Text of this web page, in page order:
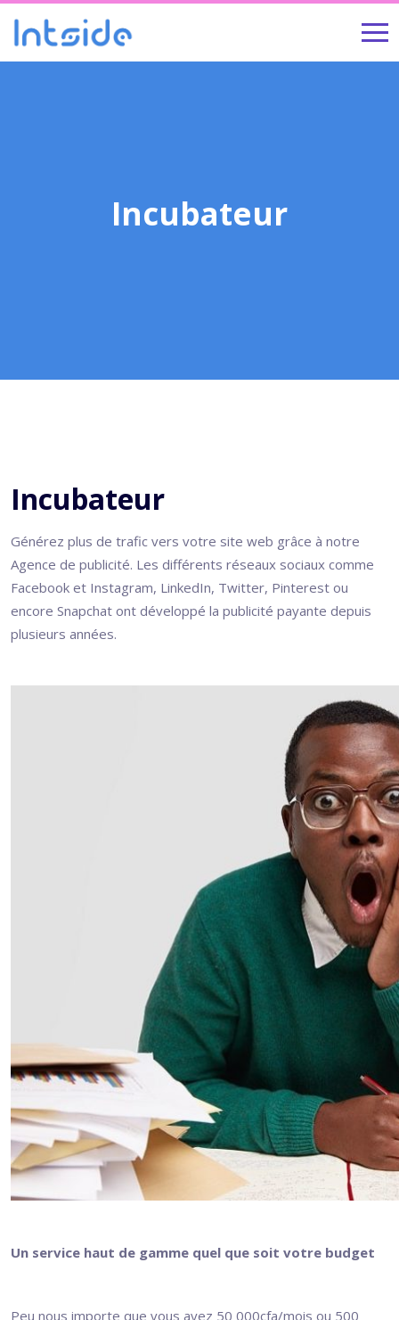
Incubateur
Incubateur
Générez plus de trafic vers votre site web grâce à notre
Agence de publicité. Les différents réseaux sociaux comme
Facebook et Instagram, LinkedIn, Twitter, Pinterest ou
encore Snapchat ont développé la publicité payante depuis
plusieurs années.
Un service haut de gamme quel que soit votre budget
Peu nous importe que vous ayez 50 000cfa/mois ou 500